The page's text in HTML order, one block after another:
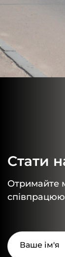
Стати
Отримайте
Ваше ім'я